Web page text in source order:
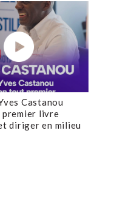
Castanou
premier livre
diriger en milieu